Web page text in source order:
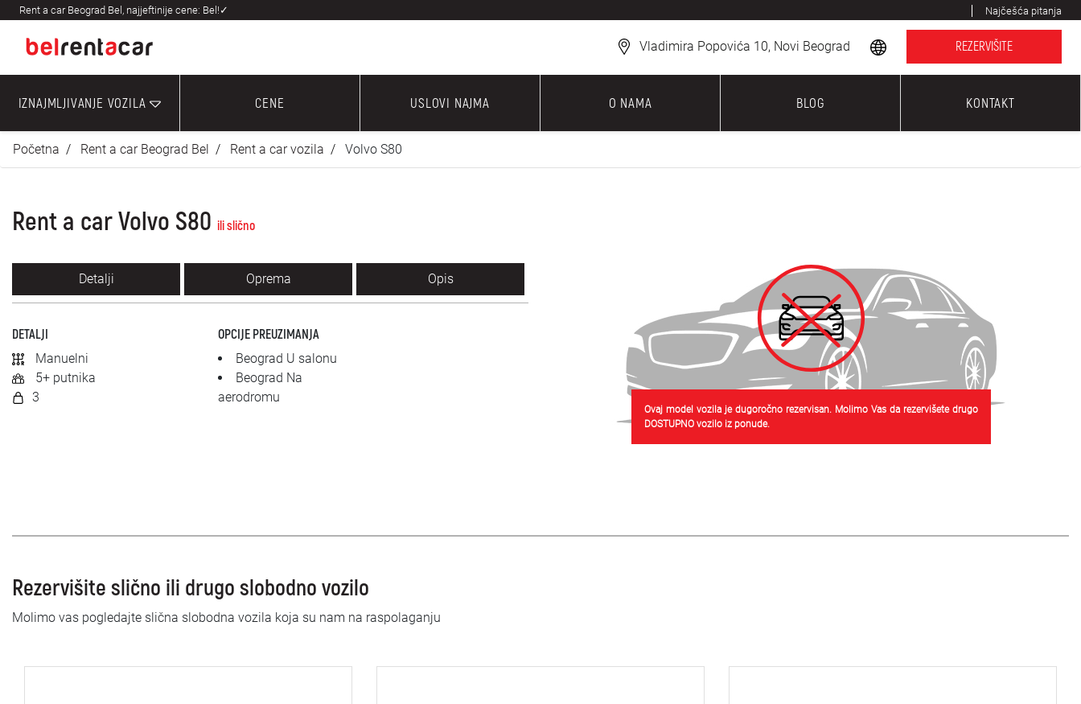
Rent a car Beograd Bel, najjeftinije cene: Bel!✓ Najčešća pitanja
Vladimira Popovića 10, Novi Beograd REZERVIŠITE
IZNAJMLJIVANJE VOZILA CENE USLOVI NAJMA O NAMA BLOG KONTAKT
Početna Rent a car Beograd Bel Rent a car vozila Volvo S80
Rent a car Volvo S80 ili slično
Detalji Oprema Opis
DETALJI
Manuelni
5+ putnika
3
OPCIJE PREUZIMANJA
Beograd U salonu
Beograd Na
aerodromu
Ovaj model vozila je dugoročno rezervisan. Molimo Vas da rezervišete drugo
DOSTUPNO vozilo iz ponude.
Rezervišite slično ili drugo slobodno vozilo
Molimo vas pogledajte slična slobodna vozila koja su nam na raspolaganju